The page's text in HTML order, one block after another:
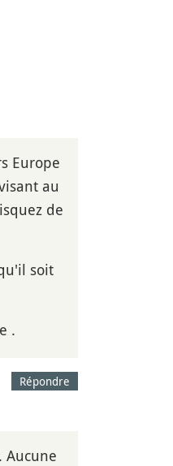
Europe
au
de
soit
.
Répondre
Aucune